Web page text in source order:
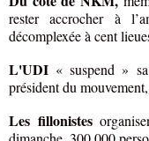
rester accrocher à
décomplexée à cent
L'UDI « suspend »
président du
Les fillonistes